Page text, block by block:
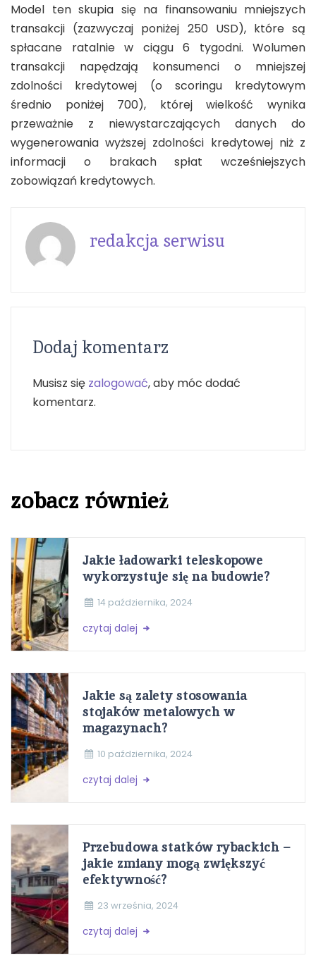
Model ten skupia się na finansowaniu mniejszych
transakcji (zazwyczaj poniżej 250 USD), które są
spłacane ratalnie w ciągu 6 tygodni. Wolumen
transakcji napędzają konsumenci o mniejszej
zdolności kredytowej (o scoringu kredytowym
średnio poniżej 700), której wielkość wynika
przeważnie z niewystarczających danych do
wygenerowania wyższej zdolności kredytowej niż z
informacji o brakach spłat wcześniejszych
zobowiązań kredytowych.
redakcja serwisu
Dodaj komentarz
Musisz się zalogować, aby móc dodać
komentarz.
zobacz również
Jakie ładowarki teleskopowe
wykorzystuje się na budowie?
14 października, 2024
czytaj dalej
Jakie są zalety stosowania
stojaków metalowych w
magazynach?
10 października, 2024
czytaj dalej
Przebudowa statków rybackich –
jakie zmiany mogą zwiększyć
efektywność?
23 września, 2024
czytaj dalej